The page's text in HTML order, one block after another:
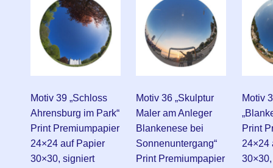
Motiv 39 „Schloss
Ahrensburg im Park“
Print Premiumpapier
24×24 auf Papier
30×30, signiert
Motiv 36 „Skulptur
Maler am Anleger
Blankenese bei
Sonnenuntergang“
Print Premiumpapier
Motiv
Print
24×24